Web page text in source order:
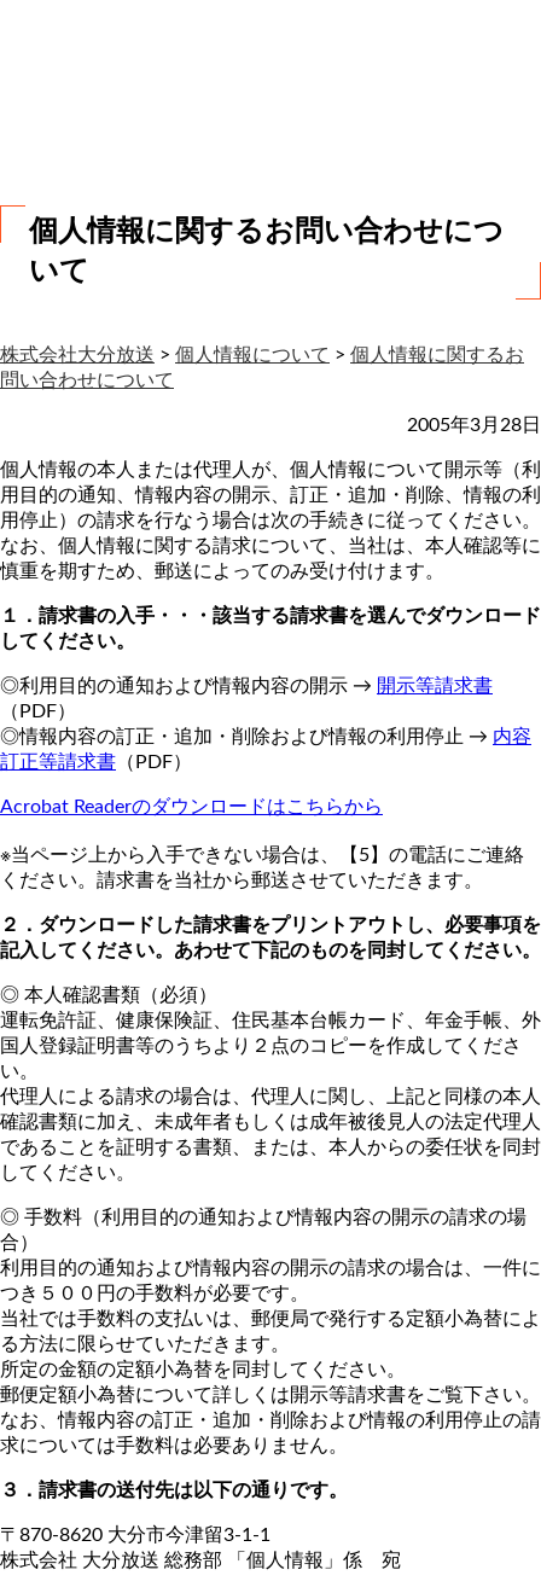
個人情報に関するお問い合わせにつ
いて
株式会社大分放送 > 個人情報について > 個人情報に関するお
問い合わせについて
2005年3月28日
個人情報の本人または代理人が、個人情報について開示等（利
用目的の通知、情報内容の開示、訂正・追加・削除、情報の利
用停止）の請求を行なう場合は次の手続きに従ってください。
なお、個人情報に関する請求について、当社は、本人確認等に
慎重を期すため、郵送によってのみ受け付けます。
１．請求書の入手・・・該当する請求書を選んでダウンロード
してください。
◎利用目的の通知および情報内容の開示 → 開示等請求書
（PDF）
◎情報内容の訂正・追加・削除および情報の利用停止 → 内容
訂正等請求書 （PDF）
Acrobat Readerのダウンロードはこちらから
※当ページ上から入手できない場合は、【5】の電話にご連絡
ください。請求書を当社から郵送させていただきます。
２．ダウンロードした請求書をプリントアウトし、必要事項を
記入してください。あわせて下記のものを同封してください。
◎ 本人確認書類（必須）
運転免許証、健康保険証、住民基本台帳カード、年金手帳、外
国人登録証明書等のうちより２点のコピーを作成してくださ
い。
代理人による請求の場合は、代理人に関し、上記と同様の本人
確認書類に加え、未成年者もしくは成年被後見人の法定代理人
であることを証明する書類、または、本人からの委任状を同封
してください。
◎ 手数料（利用目的の通知および情報内容の開示の請求の場
合）
利用目的の通知および情報内容の開示の請求の場合は、一件に
つき５００円の手数料が必要です。
当社では手数料の支払いは、郵便局で発行する定額小為替によ
る方法に限らせていただきます。
所定の金額の定額小為替を同封してください。
郵便定額小為替について詳しくは開示等請求書をご覧下さい。
なお、情報内容の訂正・追加・削除および情報の利用停止の請
求については手数料は必要ありません。
３．請求書の送付先は以下の通りです。
〒870-8620 大分市今津留3-1-1
株式会社 大分放送 総務部 「個人情報」係 宛